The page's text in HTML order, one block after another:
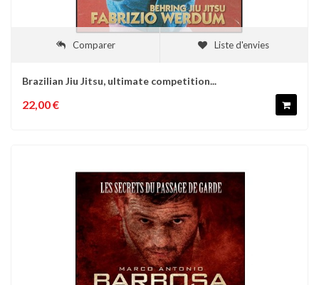
Comparer Liste d'envies
Brazilian Jiu Jitsu, ultimate competition...
22,00 €